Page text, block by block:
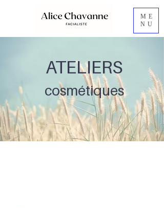
ME
NU
ATELIERS
cosmétiques